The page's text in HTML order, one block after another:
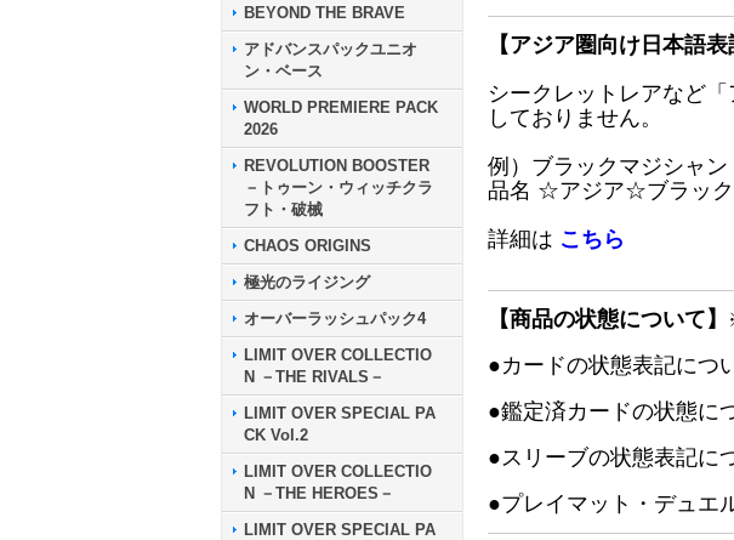
BEYOND THE BRAVE
アドバンスパックユニオ
ン・ベース
WORLD PREMIERE PACK
2026
REVOLUTION BOOSTER
－トゥーン・ウィッチクラ
フト・破械
CHAOS ORIGINS
極光のライジング
オーバーラッシュパック4
LIMIT OVER COLLECTIO
N －THE RIVALS－
LIMIT OVER SPECIAL PA
CK Vol.2
LIMIT OVER COLLECTIO
N －THE HEROES－
LIMIT OVER SPECIAL PA
【アジア圏向け日本語
シークレットレアなど
しておりません。
例）ブラックマジシャ
品名 ☆アジア☆ブラック
詳細は こちら
【商品の状態について】
●カードの状態表記につ
●鑑定済カードの状態に
●スリーブの状態表記に
●プレイマット・デュエ